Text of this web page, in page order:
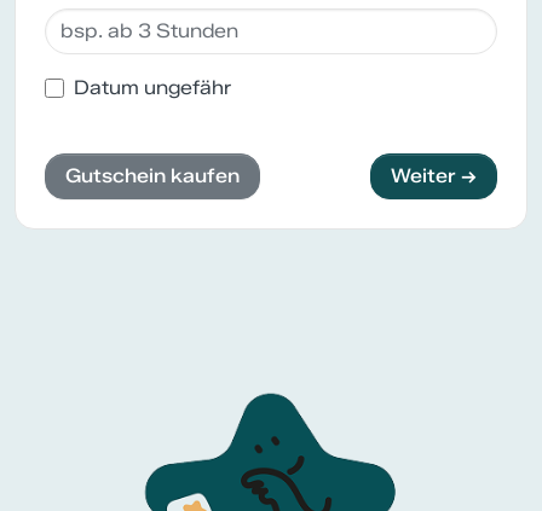
Datum ungefähr
Gutschein kaufen Weiter →